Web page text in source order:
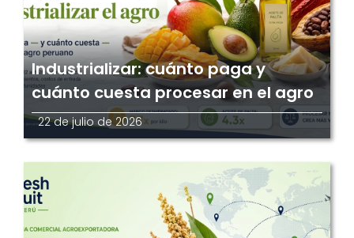
Industrializar: cuánto paga y
cuánto cuesta procesar en el agro
22 de julio de 2026